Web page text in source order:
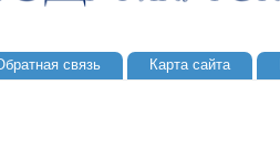
связь Карта сайта